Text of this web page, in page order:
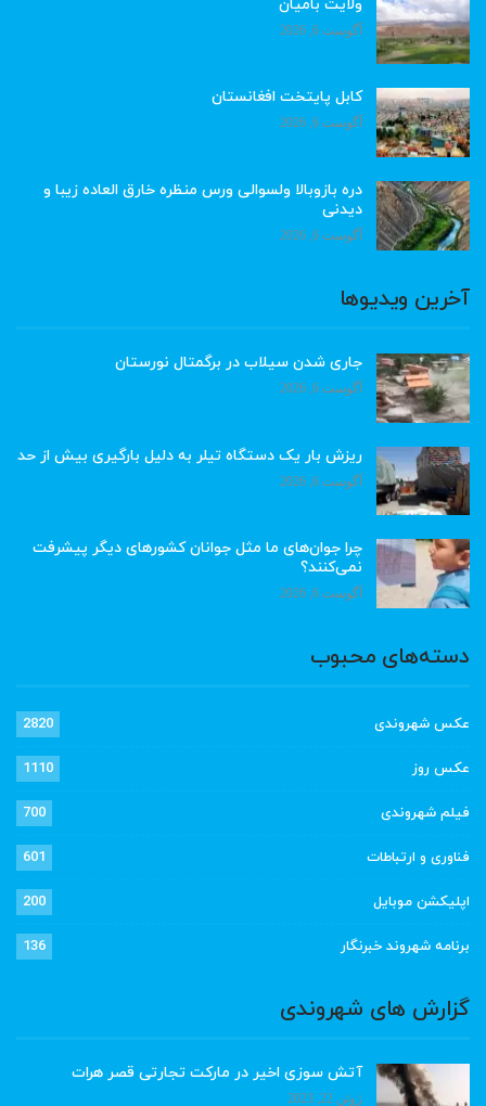
ولایت بامیان
آگوست 6, 2026
کابل پایتخت افغانستان
آگوست 6, 2026
دره بازوبالا ولسوالی ورس منظره خارق العاده زیبا و
دیدنی
آگوست 6, 2026
آخرین ویدیوها
جاری شدن سیلاب در برگمتال نورستان
آگوست 6, 2026
ریزش بار یک دستگاه تیلر به دلیل بارگیری بیش از حد
آگوست 6, 2026
چرا جوان‌های ما مثل جوانان کشورهای دیگر پیشرفت
نمی‌کنند؟
آگوست 6, 2026
دسته‌های محبوب
عکس شهروندی 2820
عکس روز 1110
فیلم شهروندی 700
فناوری و ارتباطات 601
اپلیکشن موبایل 200
برنامه شهروند خبرنگار 136
گزارش های شهروندی
آتش سوزی اخیر در مارکت تجارتی قصر هرات
ژوئن 22, 2023